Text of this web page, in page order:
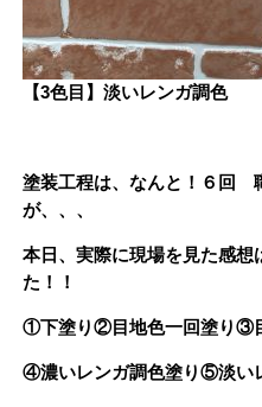
【3色目】淡いレンガ調色
塗装工程は、なんと！６回
が、、、
本日、実際に現場を見た感想
た！！
①下塗り②目地色一回塗り③
④濃いレンガ調色塗り⑤淡い